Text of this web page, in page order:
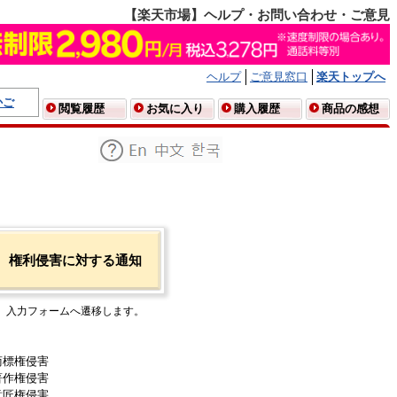
【楽天市場】ヘルプ・お問い合わせ・ご意見
ヘルプ ご意見窓口
楽天トップへ
ご
閲覧履歴 お気に入り 購入履歴 商品の感想
権利侵害に対する通知
入力フォームへ遷移します。
標権侵害
作権侵害